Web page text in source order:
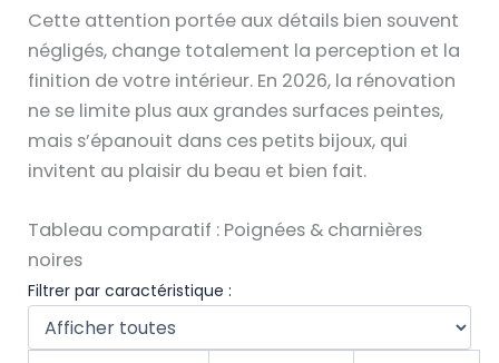
Cette attention portée aux détails bien souvent
négligés, change totalement la perception et la
finition de votre intérieur. En 2026, la rénovation
ne se limite plus aux grandes surfaces peintes,
mais s’épanouit dans ces petits bijoux, qui
invitent au plaisir du beau et bien fait.
Tableau comparatif : Poignées & charnières
noires
Filtrer par caractéristique :